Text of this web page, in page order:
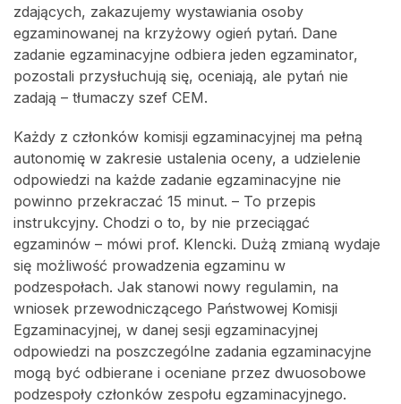
zdających, zakazujemy wystawiania osoby
egzaminowanej na krzyżowy ogień pytań. Dane
zadanie egzaminacyjne odbiera jeden egzaminator,
pozostali przysłuchują się, oceniają, ale pytań nie
zadają – tłumaczy szef CEM.
Każdy z członków komisji egzaminacyjnej ma pełną
autonomię w zakresie ustalenia oceny, a udzielenie
odpowiedzi na każde zadanie egzaminacyjne nie
powinno przekraczać 15 minut. – To przepis
instrukcyjny. Chodzi o to, by nie przeciągać
egzaminów – mówi prof. Klencki. Dużą zmianą wydaje
się możliwość prowadzenia egzaminu w
podzespołach. Jak stanowi nowy regulamin, na
wniosek przewodniczącego Państwowej Komisji
Egzaminacyjnej, w danej sesji egzaminacyjnej
odpowiedzi na poszczególne zadania egzaminacyjne
mogą być odbierane i oceniane przez dwuosobowe
podzespoły członków zespołu egzaminacyjnego.